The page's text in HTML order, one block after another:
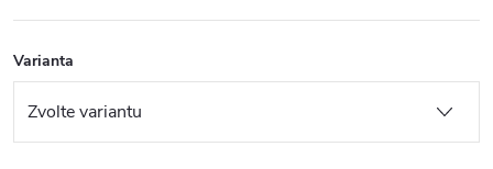
Varianta